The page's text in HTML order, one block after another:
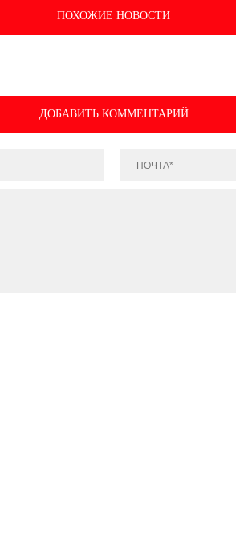
ПОХОЖИЕ НОВОСТИ
ДОБАВИТЬ КОММЕНТАРИЙ